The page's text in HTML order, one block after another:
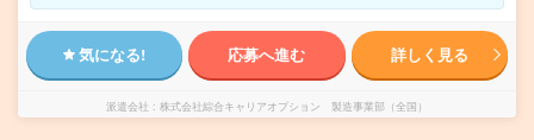
気になる! 応募へ進む 詳しく見る
派遣会社 株式会社綜合キャリアオプション 製造事業部（全国）